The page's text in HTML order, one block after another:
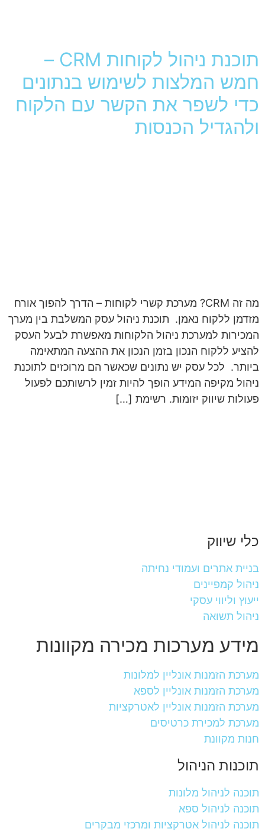
תוכנת ניהול לקוחות CRM –
חמש המלצות לשימוש בנתונים
כדי לשפר את הקשר עם הלקוח
ולהגדיל הכנסות
מה זה CRM? מערכת קשרי לקוחות – הדרך להפוך אורח
מזדמן ללקוח נאמן. תוכנת ניהול עסק המשלבת בין מערך
המכירות למערכת ניהול הלקוחות מאפשרת לבעל העסק
להציע ללקוח הנכון בזמן הנכון את ההצעה המתאימה
ביותר. לכל עסק יש נתונים שכאשר הם מרוכזים לתוכנת
ניהול מקיפה המידע הופך להיות זמין לרשותכם לפעול
פעולות שיווק יזומות. רשימת […]
כלי שיווק
בניית אתרים ועמודי נחיתה
ניהול קמפיינים
ייעוץ וליווי עסקי
ניהול תשואה
מידע מערכות מכירה מקוונות
מערכת הזמנות אונליין למלונות
מערכת הזמנות אונליין לספא
מערכת הזמנות אונליין לאטרקציות
מערכת למכירת כרטיסים
חנות מקוונת
תוכנות הניהול
תוכנה לניהול מלונות
תוכנה לניהול ספא
תוכנה לניהול אטרקציות ומרכזי מבקרים